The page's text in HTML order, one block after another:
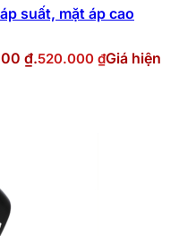
suất, mặt áp cao
₫.520.000 ₫Giá hiện